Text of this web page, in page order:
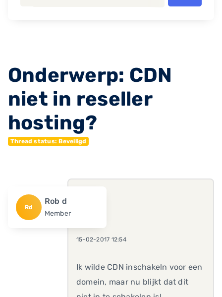
Onderwerp: CDN
niet in reseller
hosting?
Thread status: Beveiligd
Rd
Rob d
Member
15-02-2017 12:54
Ik wilde CDN inschakeln voor een
domein, maar nu blijkt dat dit